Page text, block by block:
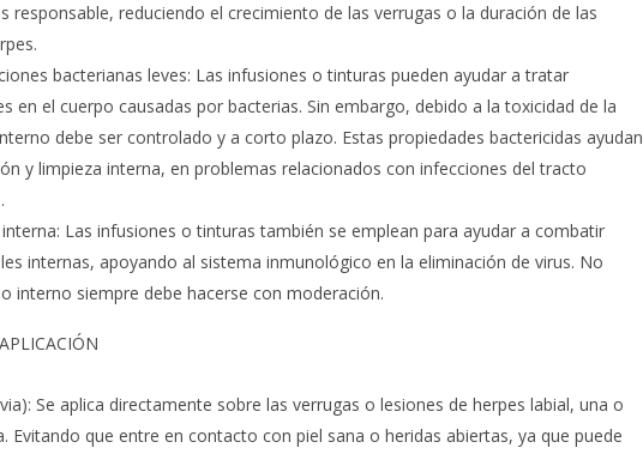
responsable, reduciendo el crecimiento de las verrugas o la duración de las
bacterianas leves: Las infusiones o tinturas pueden ayudar a tratar
en el cuerpo causadas por bacterias. Sin embargo, debido a la toxicidad de la
debe ser controlado y a corto plazo. Estas propiedades bactericidas ayudan
y limpieza interna, en problemas relacionados con infecciones del tracto
Las infusiones o tinturas también se emplean para ayudar a combatir
internas, apoyando al sistema inmunológico en la eliminación de virus. No
interno siempre debe hacerse con moderación.
Se aplica directamente sobre las verrugas o lesiones de herpes labial, una o
Evitando que entre en contacto con piel sana o heridas abiertas, ya que puede